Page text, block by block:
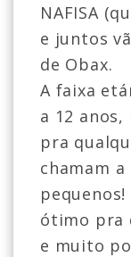
NAFISA
e juntos
de Obax.
A faixa
a 12
pra
chamam
ótimo pra
e muito